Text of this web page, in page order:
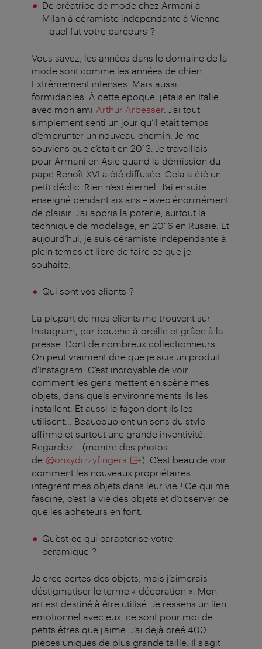
De créatrice de mode chez Armani à
Milan à céramiste indépendante à Vienne
– quel fut votre parcours ?
Vous savez, les années dans le domaine de la
mode sont comme les années de chien.
Extrêmement intenses. Mais aussi
formidables. À cette époque, j’étais en Italie
avec mon ami Arthur Arbesser . J’ai tout
simplement senti un jour qu’il était temps
d’emprunter un nouveau chemin. Je me
souviens que c’était en 2013. Je travaillais
pour Armani en Asie quand la démission du
pape Benoît XVI a été diffusée. Cela a été un
petit déclic. Rien n’est éternel. J’ai ensuite
enseigné pendant six ans – avec énormément
de plaisir. J’ai appris la poterie, surtout la
technique de modelage, en 2016 en Russie. Et
aujourd’hui, je suis céramiste indépendante à
plein temps et libre de faire ce que je
souhaite.
Qui sont vos clients ?
La plupart de mes clients me trouvent sur
Instagram, par bouche-à-oreille et grâce à la
presse. Dont de nombreux collectionneurs.
On peut vraiment dire que je suis un produit
d’Instagram. C’est incroyable de voir
comment les gens mettent en scène mes
objets, dans quels environnements ils les
installent. Et aussi la façon dont ils les
utilisent... Beaucoup ont un sens du style
affirmé et surtout une grande inventivité.
Regardez... (montre des photos
de @onxydizzyfingers
). C’est beau de voir
comment les nouveaux propriétaires
intègrent mes objets dans leur vie ! Ce qui me
fascine, c’est la vie des objets et d’observer ce
que les acheteurs en font.
Qu’est-ce qui caractérise votre
céramique ?
Je crée certes des objets, mais j’aimerais
déstigmatiser le terme « décoration ». Mon
art est destiné à être utilisé. Je ressens un lien
émotionnel avec eux, ce sont pour moi de
petits êtres que j’aime. J’ai déjà créé 400
pièces uniques de plus grande taille. Il s’agit